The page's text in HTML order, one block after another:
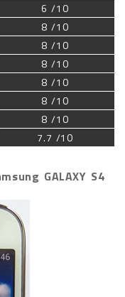
6 /10
8 /10
8 /10
8 /10
8 /10
8 /10
8 /10
7.7 /10
GALAXY S4